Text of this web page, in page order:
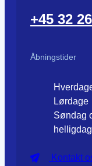
+45 32
Åbningstider
Lørdage
Søndag
Kontakt